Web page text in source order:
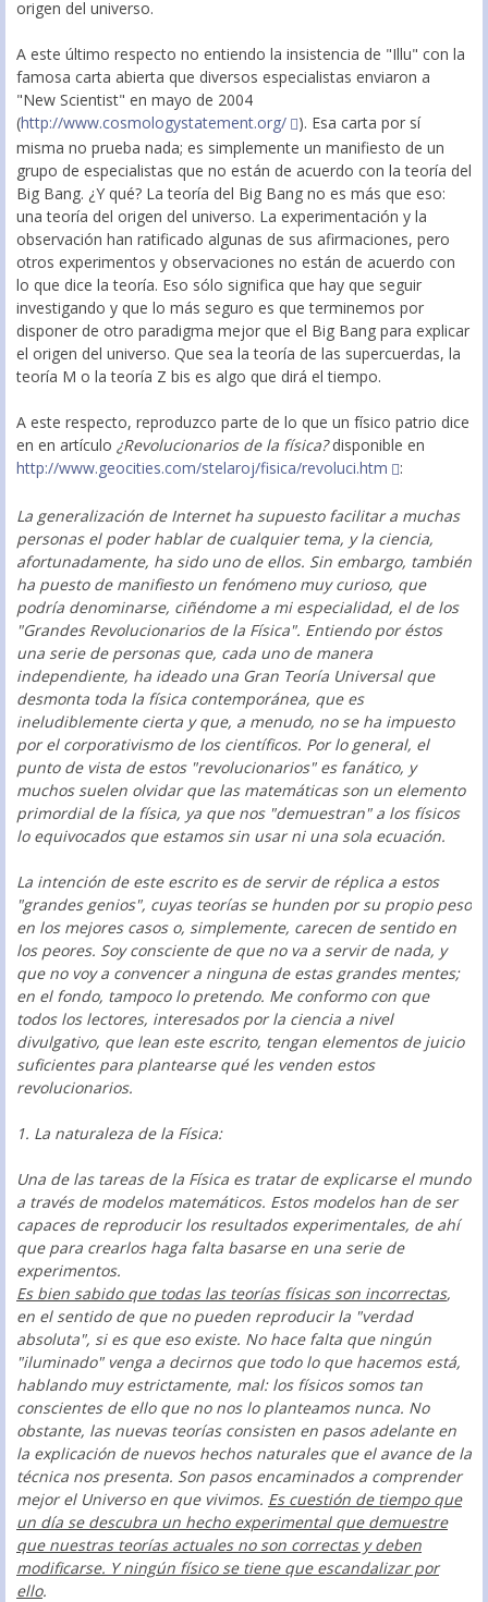
origen del universo.
A este último respecto no entiendo la insistencia de "Illu" con la
famosa carta abierta que diversos especialistas enviaron a
"New Scientist" en mayo de 2004
(http://www.cosmologystatement.org/
). Esa carta por sí
misma no prueba nada; es simplemente un manifiesto de un
grupo de especialistas que no están de acuerdo con la teoría del
Big Bang. ¿Y qué? La teoría del Big Bang no es más que eso:
una teoría del origen del universo. La experimentación y la
observación han ratificado algunas de sus afirmaciones, pero
otros experimentos y observaciones no están de acuerdo con
lo que dice la teoría. Eso sólo significa que hay que seguir
investigando y que lo más seguro es que terminemos por
disponer de otro paradigma mejor que el Big Bang para explicar
el origen del universo. Que sea la teoría de las supercuerdas, la
teoría M o la teoría Z bis es algo que dirá el tiempo.
A este respecto, reproduzco parte de lo que un físico patrio dice
en en artículo ¿Revolucionarios de la física?disponible en
http://www.geocities.com/stelaroj/fisica/revoluci.htm
:
La generalización de Internet ha supuesto facilitar a muchas
personas el poder hablar de cualquier tema, y la ciencia,
afortunadamente, ha sido uno de ellos. Sin embargo, también
ha puesto de manifiesto un fenómeno muy curioso, que
podría denominarse, ciñéndome a mi especialidad, el de los
"Grandes Revolucionarios de la Física". Entiendo por éstos
una serie de personas que, cada uno de manera
independiente, ha ideado una Gran Teoría Universal que
desmonta toda la física contemporánea, que es
ineludiblemente cierta y que, a menudo, no se ha impuesto
por el corporativismo de los científicos. Por lo general, el
punto de vista de estos "revolucionarios" es fanático, y
muchos suelen olvidar que las matemáticas son un elemento
primordial de la física, ya que nos "demuestran" a los físicos
lo equivocados que estamos sin usar ni una sola ecuación.
La intención de este escrito es de servir de réplica a estos
"grandes genios", cuyas teorías se hunden por su propio peso
en los mejores casos o, simplemente, carecen de sentido en
los peores. Soy consciente de que no va a servir de nada, y
que no voy a convencer a ninguna de estas grandes mentes;
en el fondo, tampoco lo pretendo. Me conformo con que
todos los lectores, interesados por la ciencia a nivel
divulgativo, que lean este escrito, tengan elementos de juicio
suficientes para plantearse qué les venden estos
revolucionarios.
1. La naturaleza de la Física:
Una de las tareas de la Física es tratar de explicarse el mundo
a través de modelos matemáticos. Estos modelos han de ser
capaces de reproducir los resultados experimentales, de ahí
que para crearlos haga falta basarse en una serie de
experimentos.
Es bien sabido que todas las teorías físicas son incorrectas,
en el sentido de que no pueden reproducir la "verdad
absoluta", si es que eso existe. No hace falta que ningún
"iluminado" venga a decirnos que todo lo que hacemos está,
hablando muy estrictamente, mal: los físicos somos tan
conscientes de ello que no nos lo planteamos nunca. No
obstante, las nuevas teorías consisten en pasos adelante en
la explicación de nuevos hechos naturales que el avance de la
técnica nos presenta. Son pasos encaminados a comprender
mejor el Universo en que vivimos. Es cuestión de tiempo que
un día se descubra un hecho experimental que demuestre
que nuestras teorías actuales no son correctas y deben
modificarse. Y ningún físico se tiene que escandalizar por
ello.